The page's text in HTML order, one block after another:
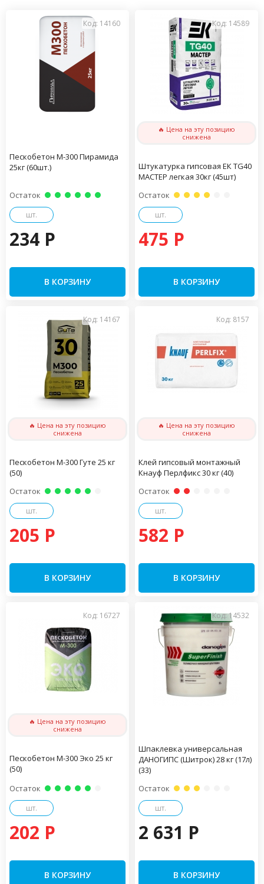
Код: 14160
Пескобетон М-300 Пирамида
25кг (60шт.)
Остаток
шт.
234 P
В КОРЗИНУ
Код: 14589
🔥 Цена на эту позицию
снижена
Штукатурка гипсовая ЕК TG40
МАСТЕР легкая 30кг (45шт)
Остаток
шт.
475 P
В КОРЗИНУ
Код: 14167
🔥 Цена на эту позицию
снижена
Пескобетон М-300 Гуте 25 кг
(50)
Остаток
шт.
205 P
В КОРЗИНУ
Код: 8157
🔥 Цена на эту позицию
снижена
Клей гипсовый монтажный
Кнауф Перлфикс 30 кг (40)
Остаток
шт.
582 P
В КОРЗИНУ
Код: 16727
🔥 Цена на эту позицию
снижена
Пескобетон М-300 Эко 25 кг
(50)
Остаток
шт.
202 P
В КОРЗИНУ
Код: 14532
Шпаклевка универсальная
ДАНОГИПС (Шитрок) 28 кг (17л)
(33)
Остаток
шт.
2 631 P
В КОРЗИНУ